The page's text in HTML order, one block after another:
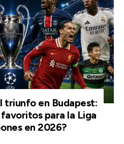
triunfo en Budapest:
para la Liga
en 2026?